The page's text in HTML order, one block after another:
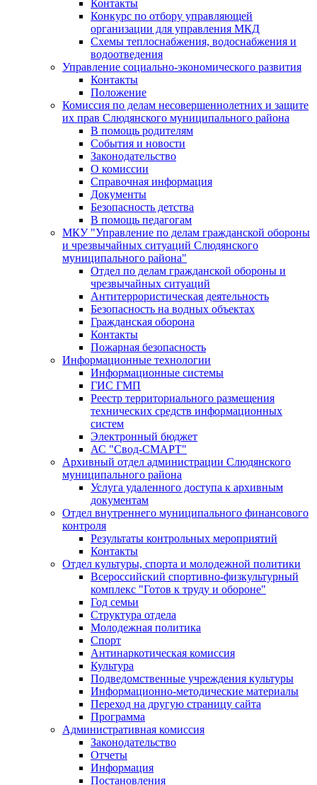
Контакты
Конкурс по отбору управляющей
организации для управления МКД
Схемы теплоснабжения, водоснабжения и
водоотведения
Управление социально-экономического развития
Контакты
Положение
Комиссия по делам несовершеннолетних и защите
их прав Слюдянского муниципального района
В помощь родителям
События и новости
Законодательство
О комиссии
Справочная информация
Документы
Безопасность детства
В помощь педагогам
МКУ "Управление по делам гражданской обороны
и чрезвычайных ситуаций Слюдянского
муниципального района"
Отдел по делам гражданской обороны и
чрезвычайных ситуаций
Антитеррористическая деятельность
Безопасность на водных объектах
Гражданская оборона
Контакты
Пожарная безопасность
Информационные технологии
Информационные системы
ГИС ГМП
Реестр территориального размещения
технических средств информационных
систем
Электронный бюджет
АС "Свод-СМАРТ"
Архивный отдел администрации Слюдянского
муниципального района
Услуга удаленного доступа к архивным
документам
Отдел внутреннего муниципального финансового
контроля
Результаты контрольных мероприятий
Контакты
Отдел культуры, спорта и молодежной политики
Всероссийский спортивно-физкультурный
комплекс "Готов к труду и обороне"
Год семьи
Структура отдела
Молодежная политика
Спорт
Антинаркотическая комиссия
Культура
Подведомственные учреждения культуры
Информационно-методические материалы
Переход на другую страницу сайта
Программа
Административная комиссия
Законодательство
Отчеты
Информация
Постановления